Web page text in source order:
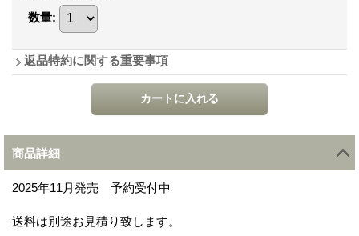
数量:
返品特約に関する重要事項
商品詳細
2025年11月発売 予約受付中
送料は別途お見積り致します。